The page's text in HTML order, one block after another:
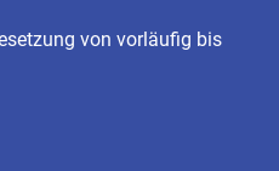
von vorläufig bis